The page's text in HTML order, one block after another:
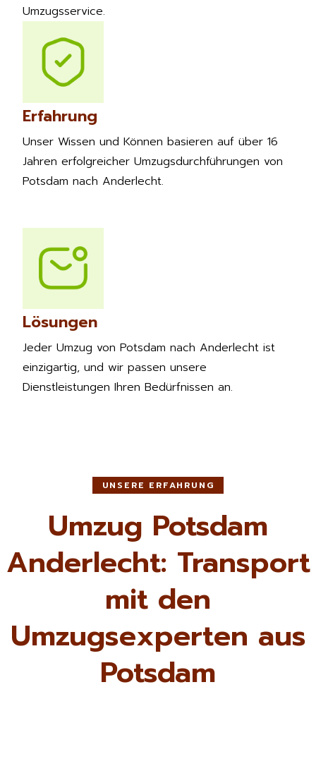
Erfahrung
Unser Wissen und Können basieren auf über 16
Jahren erfolgreicher Umzugsdurchführungen von
Potsdam nach Anderlecht.
Lösungen
Jeder Umzug von Potsdam nach Anderlecht ist
einzigartig, und wir passen unsere
Dienstleistungen Ihren Bedürfnissen an.
Umzugsservice.
UNSERE ERFAHRUNG
Umzug Potsdam
Anderlecht: Transport
mit den
Umzugsexperten aus
Potsdam